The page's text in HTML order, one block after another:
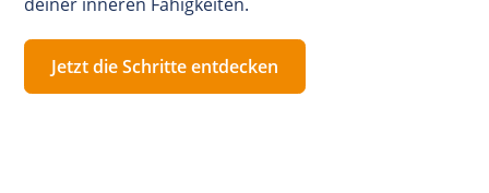
Jetzt die Schritte entdecken